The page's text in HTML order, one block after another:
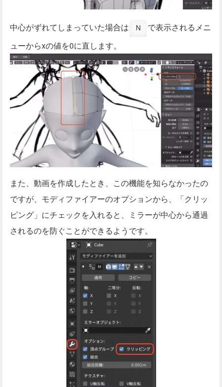
中心がずれてしまっていた場合は N
で表示されるメニ
ューからxの値を0に直します。
また、動画を作成したとき、この機能を知らなかったの
ですが、モディファイアーのオプションから、「クリッ
ピング」にチェックを入れると、ミラーが中心から通過
されるのを防ぐことができるようです。